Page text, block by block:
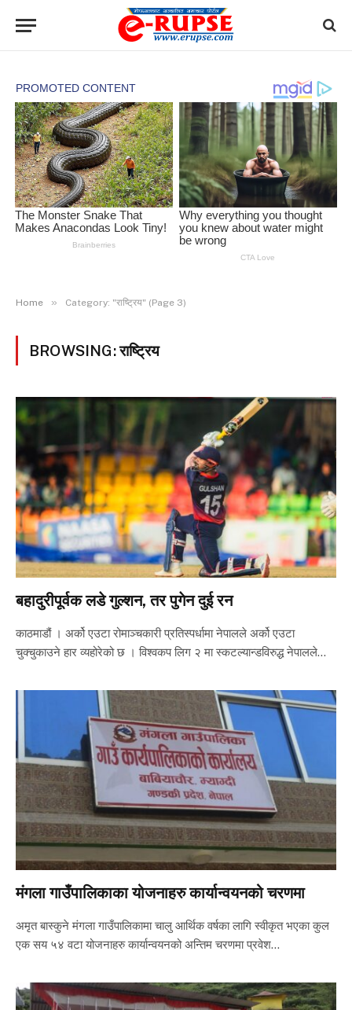
Home » Category: "राष्ट्रिय" (Page 3)
BROWSING:राष्ट्रिय
बहादुरीपूर्वक लडे गुल्शन, तर पुगेन दुई रन
काठमाडौं । अर्को एउटा रोमाञ्चकारी प्रतिस्पर्धामा नेपालले अर्को एउटा
चुक्चुकाउने हार व्यहोरेको छ । विश्वकप लिग २ मा स्कटल्यान्डविरुद्ध नेपालले…
मंगला गाउँपालिकाका योजनाहरु कार्यान्वयनको चरणमा
अमृत बास्कुने मंगला गाउँपालिकामा चालु आर्थिक वर्षका लागि स्वीकृत भएका कुल
एक सय ५४ वटा योजनाहरु कार्यान्वयनको अन्तिम चरणमा प्रवेश…